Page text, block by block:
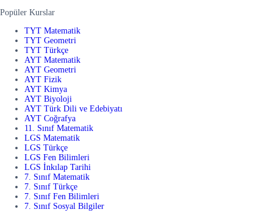
Popüler Kurslar
TYT Matematik
TYT Geometri
TYT Türkçe
AYT Matematik
AYT Geometri
AYT Fizik
AYT Kimya
AYT Biyoloji
AYT Türk Dili ve Edebiyatı
AYT Coğrafya
11. Sınıf Matematik
LGS Matematik
LGS Türkçe
LGS Fen Bilimleri
LGS İnkılap Tarihi
7. Sınıf Matematik
7. Sınıf Türkçe
7. Sınıf Fen Bilimleri
7. Sınıf Sosyal Bilgiler